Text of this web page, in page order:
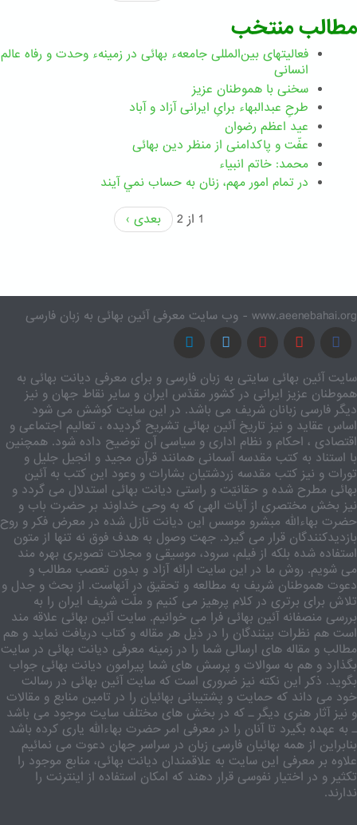
مطالب منتخب
فعالیتهای بین‌المللی جامعهء بهائی در زمینهء وحدت و رفاه عالم
انسانی
سخنی با هموطنان عزیز
طرحِ عبدالبهاء برایِ ایرانی آزاد و آباد
عید اعظم رضوان
عفّت و پاکدامنی از منظر دین بهائی
محمد: خاتم انبیاء
در تمام امور مهم،‌ زنان به حساب نمي آيند
1 از 2
بعدی ›
www.aeenebahai.org - وب سایت معرفی آئین بهائی به زبان فارسی
سایت آئین بهائی سایتی به زبان فارسی و برای معرفی دیانت بهائی به
هموطنان عزیز ایرانی در کشور مقدّس ایران و سایر نقاط جهان و نیز
دیگر فارسی زبانان شریف می باشد. در این سایت کوشش می شود
اساس عقاید و نیز تاریخ آئین بهائی تشریح گردیده ، تعالیم اجتماعی و
اقتصادی ، احکام و نظام اداری و سیاسی آن توضیح داده شود. همچنین
با استناد به کتب مقدسه آسمانی همانند قرآن مجید و انجیل جلیل و
تورات و نیز کتب مقدسه زردشتیان بشارات و وعود این کتب به آئین
بهائی مطرح شده و حقانیّت و راستی دیانت بهائی استدلال می گردد و
نیز بخش مختصری از آیات الهی که به وحی خداوند بر حضرت باب و
حضرت بهاءالله مبشرو موسس این دیانت نازل شده در معرض فکر و روح
بازدیدکنندگان قرار می گیرد. جهت وصول به هدف فوق نه تنها از متون
استفاده شده بلکه از فیلم، سرود، موسیقی و مجلات تصویری بهره مند
می شویم. روش ما در این سایت ارائه آزاد و بدون تعصب مطالب و
دعوت هموطنان شریف به مطالعه و تحقیق در آنهاست. از بحث و جدل و
تلاش برای برتری در کلام پرهیز می کنیم و ملّت شریف ایران را به
بررسی منصفانه آئین بهائی فرا می خوانیم. سایت آئین بهائی علاقه مند
است هم نظرات بینندگان را در ذیل هر مقاله و کتاب دریافت نماید و هم
مطالب و مقاله های ارسالی شما را در زمینه معرفی دیانت بهائی در سایت
بگذارد و هم به سوالات و پرسش های شما پیرامون دیانت بهائی جواب
بگوید. ذکر این نکته نیز ضروری است که سایت آئین بهائی در رسالت
خود می داند که حمایت و پشتیبانی بهائیان را در تامین منابع و مقالات
و نیز آثار هنری دیگر ـ که در بخش های مختلف سایت موجود می باشد
ـ به عهده بگیرد تا آنان را در معرفی امر حضرت بهاءالله یاری کرده باشد
بنابراین از همه بهائیان فارسی زبان در سراسر جهان دعوت می نمائیم
علاوه بر معرفی این سایت به علاقمندان دیانت بهائی، منابع موجود را
تکثیر و در اختیار نفوسی قرار دهند که امکان استفاده از اینترنت را
ندارند.